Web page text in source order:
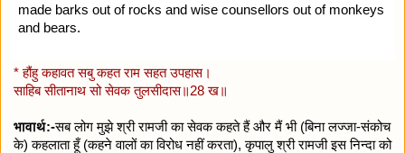
made barks out of rocks and wise counsellors out of monkeys
and bears.
* हौंहु कहावत सबु कहत राम सहत उपहास।
साहिब सीतानाथ सो सेवक तुलसीदास॥28 ख॥
भावार्थ:-सब लोग मुझे श्री रामजी का सेवक कहते हैं और मैं भी (बिना लज्जा-संकोच
के) कहलाता हूँ (कहने वालों का विरोध नहीं करता), कृपालु श्री रामजी इस निन्दा को